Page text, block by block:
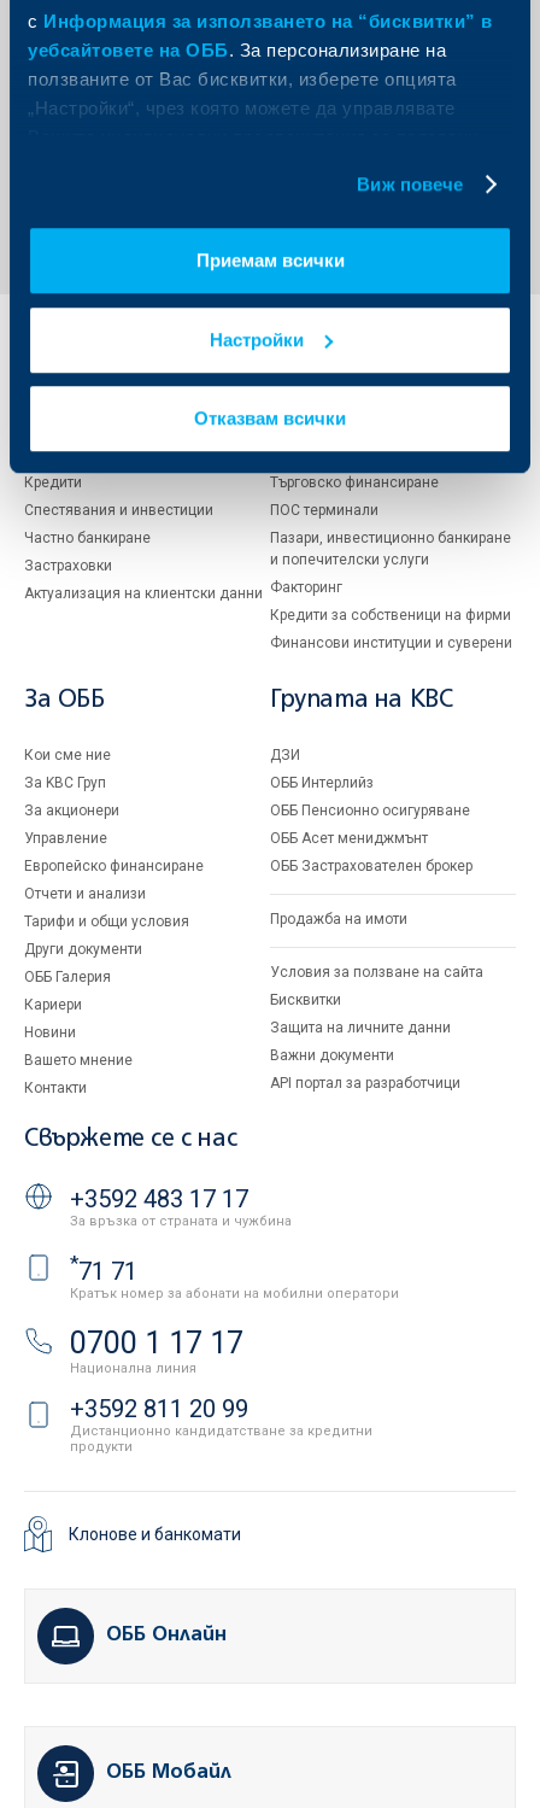
с Информация за използването на “бисквитки” в
уебсайтовете на ОББ. За персонализиране на
ползваните от Вас бисквитки, изберете опцията
„Настройки“, чрез която можете да управлявате
Виж повече
Приемам всички
Настройки
Отказвам всички
ваучера от веригата Техномаркет за покупка на уреди,
стойност 300 лева. Повече подробности за
промоцията и кампанията, както и друга любопитна
среда може да бъде намерена наwww.ecocredit.bg
клиенти
Сметки и плащания
Кредити
Спестявания и инвестиции
Частно банкиране
Застраховки
Актуализация на клиентски данни
Бизнес
клиенти
Кредитиране
Управление на парични средства
Търговско финансиране
ПОС терминали
Пазари, инвестиционно банкиране
и попечителски услуги
Факторинг
Кредити за собственици на фирми
Финансови институции и суверени
За ОББ
Кои сме ние
За KBC Груп
За акционери
Управление
Европейско финансиране
Отчети и анализи
Тарифи и общи условия
Други документи
ОББ Галерия
Кариери
Новини
Вашето мнение
Контакти
Групата на KBC
ДЗИ
ОББ Интерлийз
ОББ Пенсионно осигуряване
ОББ Асет мениджмънт
ОББ Застрахователен брокер
Продажба на имоти
Условия за ползване на сайта
Бисквитки
Защита на личните данни
Важни документи
API портал за разработчици
Свържете се с нас
+3592 483 17 17
За връзка от страната и чужбина
*71 71
Кратък номер за абонати на мобилни оператори
0700 1 17 17
Национална линия
+3592 811 20 99
Дистанционно кандидатстване за кредитни
продукти
Клонове и банкомати
ОББ Онлайн
ОББ Мобайл